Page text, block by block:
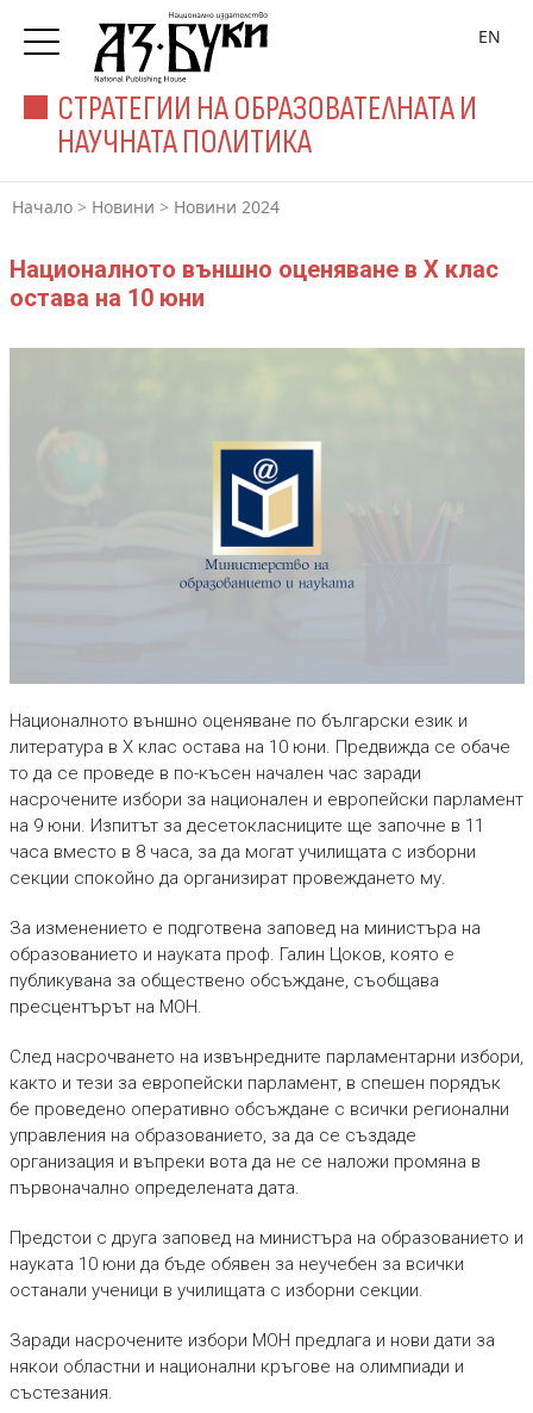
СТРАТЕГИИ НА ОБРАЗОВАТЕЛНАТА И
НАУЧНАТА ПОЛИТИКА
EN
Начало > Новини > Новини 2024
Националното външно оценяване в X клас
остава на 10 юни
Националното външно оценяване по български език и
литература в X клас остава на 10 юни. Предвижда се обаче
то да се проведе в по-късен начален час заради
насрочените избори за национален и европейски парламент
на 9 юни. Изпитът за десетокласниците ще започне в 11
часа вместо в 8 часа, за да могат училищата с изборни
секции спокойно да организират провеждането му.
За изменението е подготвена заповед на министъра на
образованието и науката проф. Галин Цоков, която е
публикувана за обществено обсъждане, съобщава
пресцентърът на МОН.
След насрочването на извънредните парламентарни избори,
както и тези за европейски парламент, в спешен порядък
бе проведено оперативно обсъждане с всички регионални
управления на образованието, за да се създаде
организация и въпреки вота да не се наложи промяна в
първоначално определената дата.
Предстои с друга заповед на министъра на образованието и
науката 10 юни да бъде обявен за неучебен за всички
останали ученици в училищата с изборни секции.
Заради насрочените избори МОН предлага и нови дати за
някои областни и национални кръгове на олимпиади и
състезания.